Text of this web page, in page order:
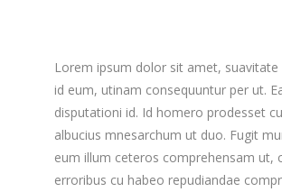
Lorem ipsum dolor sit amet,
id eum, utinam consequuntur per ut.
disputationi id. Id homero prodesset
albucius mnesarchum ut duo. Fugit
eum illum ceteros comprehensam ut,
erroribus cu habeo repudiandae